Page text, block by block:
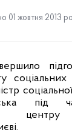
01 жовтня 2013
соціальних
під